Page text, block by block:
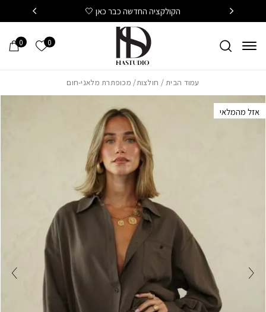
Skip to Content הקולקציה החדשה כבר כאן 🤍
0 הרשימה
0
עמוד הבית/ חולצות/ מכופתרת מלאני-חום
אזל מהמלאי
בחזרה למעלה